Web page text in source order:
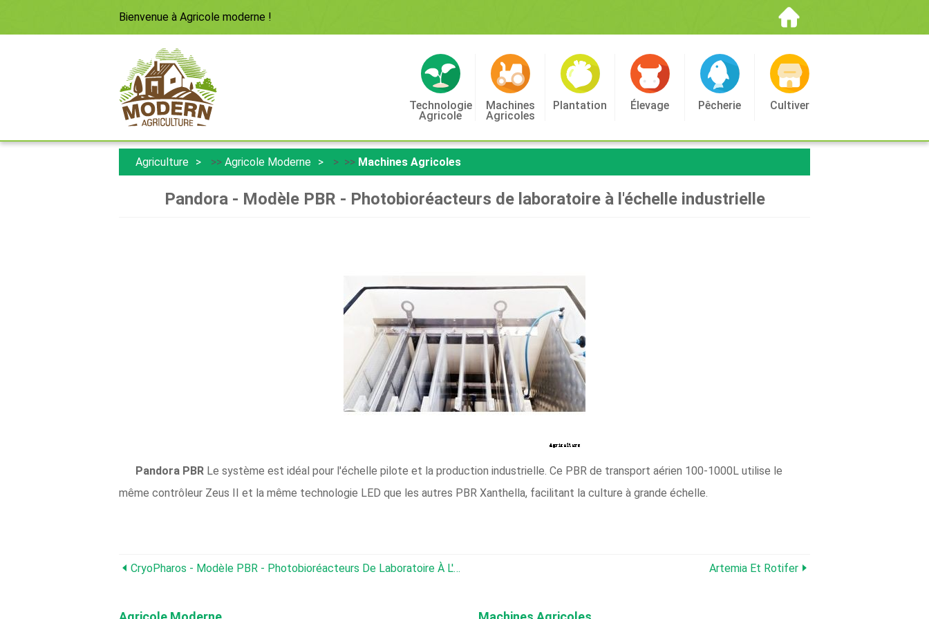
Bienvenue à Agricole moderne !
Technologie
Agricole
Machines
Agricoles
Plantation Élevage Pêcherie Cultiver
Agriculture >> Agricole Moderne > >> Machines Agricoles
Pandora - Modèle PBR - Photobioréacteurs de laboratoire à l'échelle industrielle
Pandora PBR Le système est idéal pour l'échelle pilote et la production industrielle. Ce PBR de transport aérien 100-1000L utilise le
même contrôleur Zeus II et la même technologie LED que les autres PBR Xanthella, facilitant la culture à grande échelle.
CryoPharos - Modèle PBR - Photobioréacteurs De Laboratoire À L'échelle Industrielle Artemia Et Rotifer